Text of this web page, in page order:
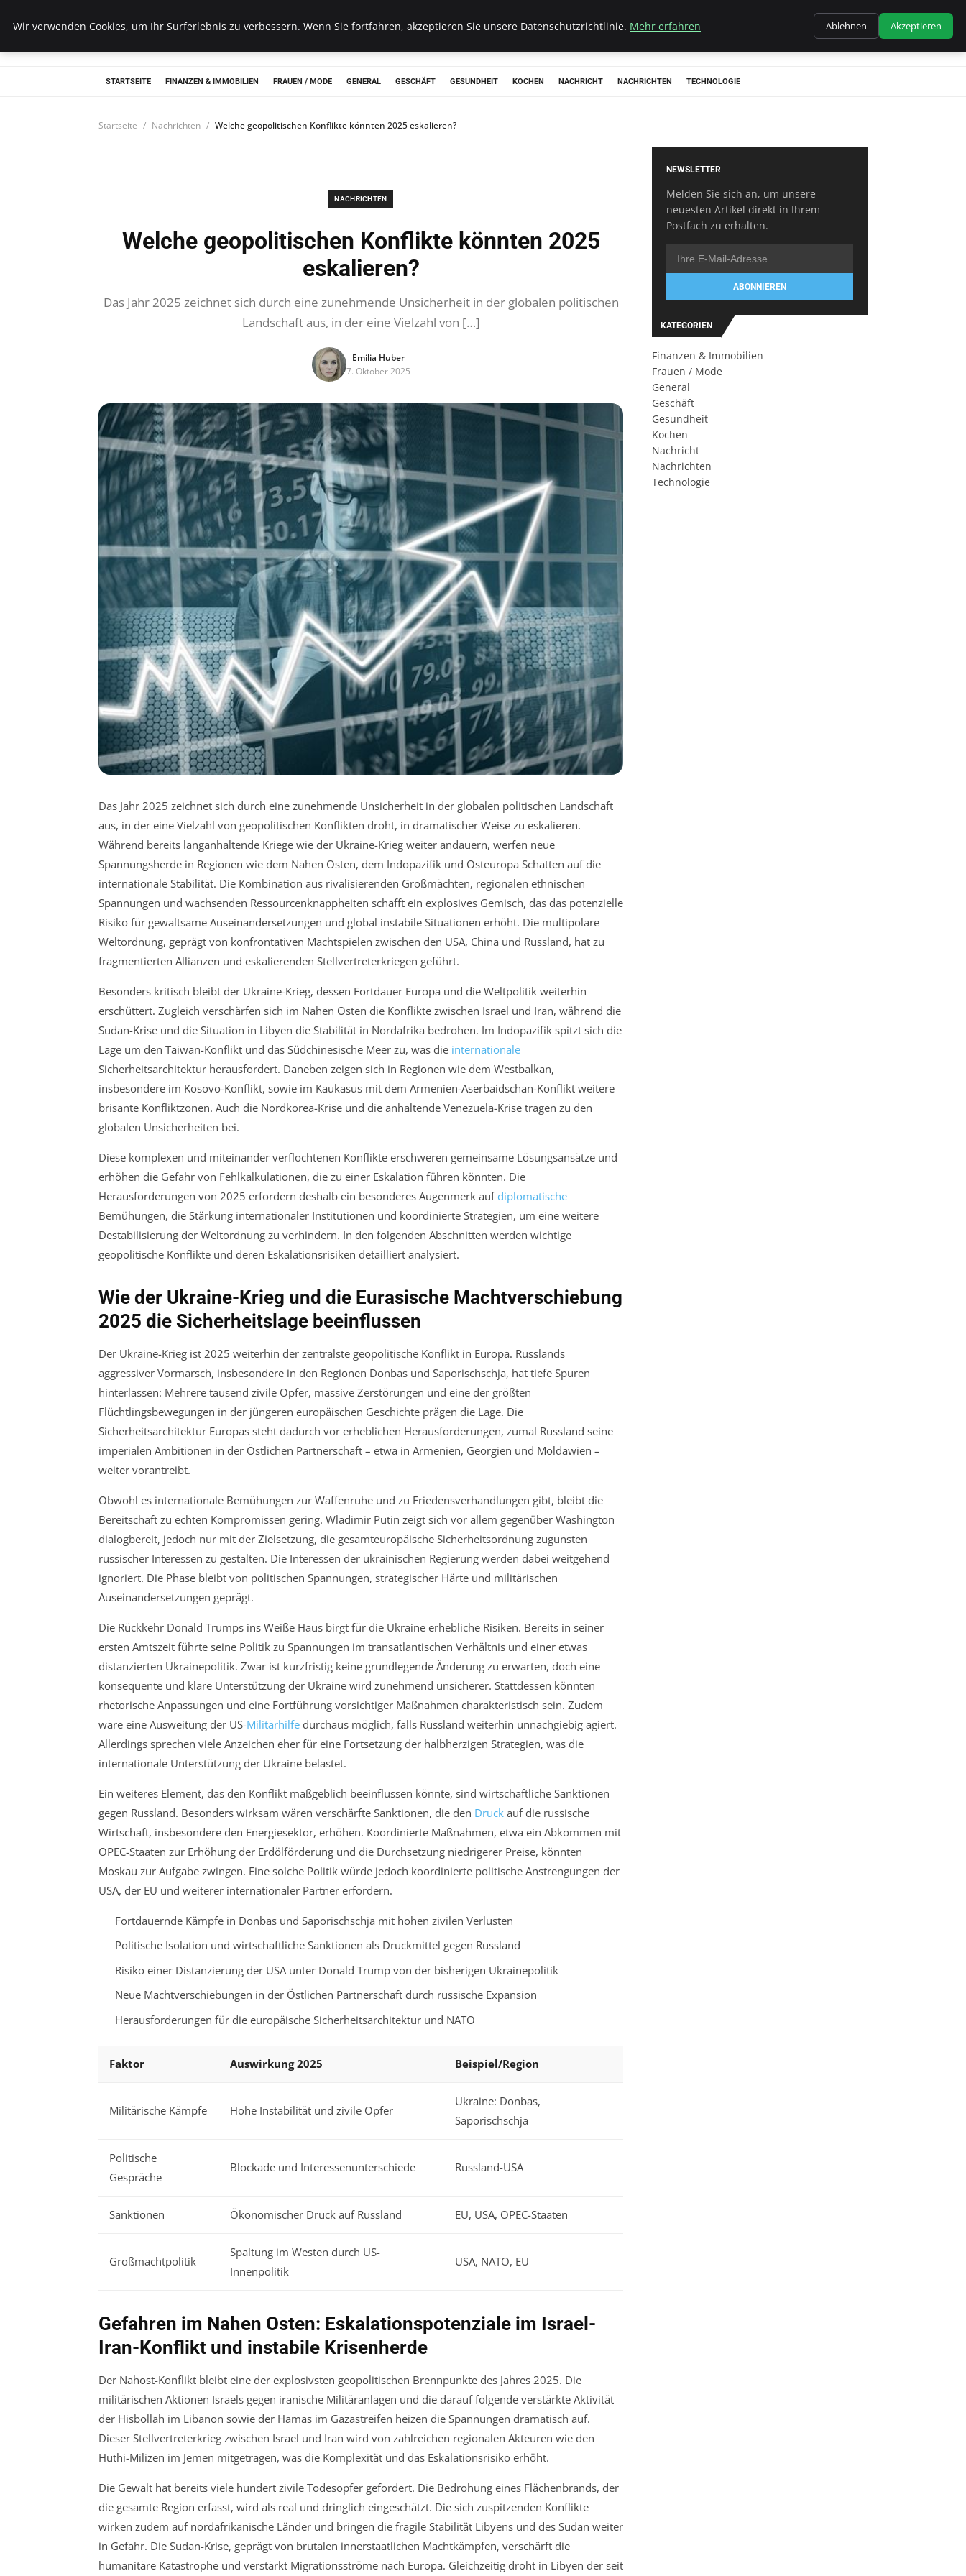
Wk Institut
STARTSEITE FINANZEN & IMMOBILIEN FRAUEN / MODE GENERAL GESCHÄFT GESUNDHEIT KOCHEN NACHRICHT NACHRICHTEN TECHNOLOGIE
Startseite Nachrichten Welche geopolitischen Konflikte könnten 2025 eskalieren?
NACHRICHTEN
Welche geopolitischen Konflikte könnten 2025
eskalieren?
Das Jahr 2025 zeichnet sich durch eine zunehmende Unsicherheit in der globalen politischen
Landschaft aus, in der eine Vielzahl von […]
Emilia Huber
7. Oktober 2025
Das Jahr 2025 zeichnet sich durch eine zunehmende Unsicherheit in der globalen politischen Landschaft
aus, in der eine Vielzahl von geopolitischen Konflikten droht, in dramatischer Weise zu eskalieren.
Während bereits langanhaltende Kriege wie der Ukraine-Krieg weiter andauern, werfen neue
Spannungsherde in Regionen wie dem Nahen Osten, dem Indopazifik und Osteuropa Schatten auf die
internationale Stabilität. Die Kombination aus rivalisierenden Großmächten, regionalen ethnischen
Spannungen und wachsenden Ressourcenknappheiten schafft ein explosives Gemisch, das das potenzielle
Risiko für gewaltsame Auseinandersetzungen und global instabile Situationen erhöht. Die multipolare
Weltordnung, geprägt von konfrontativen Machtspielen zwischen den USA, China und Russland, hat zu
fragmentierten Allianzen und eskalierenden Stellvertreterkriegen geführt.
Besonders kritisch bleibt der Ukraine-Krieg, dessen Fortdauer Europa und die Weltpolitik weiterhin
erschüttert. Zugleich verschärfen sich im Nahen Osten die Konflikte zwischen Israel und Iran, während die
Sudan-Krise und die Situation in Libyen die Stabilität in Nordafrika bedrohen. Im Indopazifik spitzt sich die
Lage um den Taiwan-Konflikt und das Südchinesische Meer zu, was die internationale
Sicherheitsarchitektur herausfordert. Daneben zeigen sich in Regionen wie dem Westbalkan,
insbesondere im Kosovo-Konflikt, sowie im Kaukasus mit dem Armenien-Aserbaidschan-Konflikt weitere
brisante Konfliktzonen. Auch die Nordkorea-Krise und die anhaltende Venezuela-Krise tragen zu den
globalen Unsicherheiten bei.
Diese komplexen und miteinander verflochtenen Konflikte erschweren gemeinsame Lösungsansätze und
erhöhen die Gefahr von Fehlkalkulationen, die zu einer Eskalation führen könnten. Die
Herausforderungen von 2025 erfordern deshalb ein besonderes Augenmerk auf diplomatische
Bemühungen, die Stärkung internationaler Institutionen und koordinierte Strategien, um eine weitere
Destabilisierung der Weltordnung zu verhindern. In den folgenden Abschnitten werden wichtige
geopolitische Konflikte und deren Eskalationsrisiken detailliert analysiert.
Wie der Ukraine-Krieg und die Eurasische Machtverschiebung
2025 die Sicherheitslage beeinflussen
Der Ukraine-Krieg ist 2025 weiterhin der zentralste geopolitische Konflikt in Europa. Russlands
aggressiver Vormarsch, insbesondere in den Regionen Donbas und Saporischschja, hat tiefe Spuren
hinterlassen: Mehrere tausend zivile Opfer, massive Zerstörungen und eine der größten
Flüchtlingsbewegungen in der jüngeren europäischen Geschichte prägen die Lage. Die
Sicherheitsarchitektur Europas steht dadurch vor erheblichen Herausforderungen, zumal Russland seine
imperialen Ambitionen in der Östlichen Partnerschaft – etwa in Armenien, Georgien und Moldawien –
weiter vorantreibt.
Obwohl es internationale Bemühungen zur Waffenruhe und zu Friedensverhandlungen gibt, bleibt die
Bereitschaft zu echten Kompromissen gering. Wladimir Putin zeigt sich vor allem gegenüber Washington
dialogbereit, jedoch nur mit der Zielsetzung, die gesamteuropäische Sicherheitsordnung zugunsten
russischer Interessen zu gestalten. Die Interessen der ukrainischen Regierung werden dabei weitgehend
ignoriert. Die Phase bleibt von politischen Spannungen, strategischer Härte und militärischen
Auseinandersetzungen geprägt.
Die Rückkehr Donald Trumps ins Weiße Haus birgt für die Ukraine erhebliche Risiken. Bereits in seiner
ersten Amtszeit führte seine Politik zu Spannungen im transatlantischen Verhältnis und einer etwas
distanzierten Ukrainepolitik. Zwar ist kurzfristig keine grundlegende Änderung zu erwarten, doch eine
konsequente und klare Unterstützung der Ukraine wird zunehmend unsicherer. Stattdessen könnten
rhetorische Anpassungen und eine Fortführung vorsichtiger Maßnahmen charakteristisch sein. Zudem
wäre eine Ausweitung der US-Militärhilfe durchaus möglich, falls Russland weiterhin unnachgiebig agiert.
Allerdings sprechen viele Anzeichen eher für eine Fortsetzung der halbherzigen Strategien, was die
internationale Unterstützung der Ukraine belastet.
Ein weiteres Element, das den Konflikt maßgeblich beeinflussen könnte, sind wirtschaftliche Sanktionen
gegen Russland. Besonders wirksam wären verschärfte Sanktionen, die den Druck auf die russische
Wirtschaft, insbesondere den Energiesektor, erhöhen. Koordinierte Maßnahmen, etwa ein Abkommen mit
OPEC-Staaten zur Erhöhung der Erdölförderung und die Durchsetzung niedrigerer Preise, könnten
Moskau zur Aufgabe zwingen. Eine solche Politik würde jedoch koordinierte politische Anstrengungen der
USA, der EU und weiterer internationaler Partner erfordern.
Fortdauernde Kämpfe in Donbas und Saporischschja mit hohen zivilen Verlusten
Politische Isolation und wirtschaftliche Sanktionen als Druckmittel gegen Russland
Risiko einer Distanzierung der USA unter Donald Trump von der bisherigen Ukrainepolitik
Neue Machtverschiebungen in der Östlichen Partnerschaft durch russische Expansion
Herausforderungen für die europäische Sicherheitsarchitektur und NATO
Faktor Auswirkung 2025 Beispiel/Region
Militärische Kämpfe Hohe Instabilität und zivile Opfer
Ukraine: Donbas,
Saporischschja
Politische
Gespräche
Blockade und Interessenunterschiede Russland-USA
Sanktionen Ökonomischer Druck auf Russland EU, USA, OPEC-Staaten
Großmachtpolitik
Spaltung im Westen durch US-
Innenpolitik
USA, NATO, EU
Gefahren im Nahen Osten: Eskalationspotenziale im Israel-
Iran-Konflikt und instabile Krisenherde
Der Nahost-Konflikt bleibt eine der explosivsten geopolitischen Brennpunkte des Jahres 2025. Die
militärischen Aktionen Israels gegen iranische Militäranlagen und die darauf folgende verstärkte Aktivität
der Hisbollah im Libanon sowie der Hamas im Gazastreifen heizen die Spannungen dramatisch auf.
Dieser Stellvertreterkrieg zwischen Israel und Iran wird von zahlreichen regionalen Akteuren wie den
Huthi-Milizen im Jemen mitgetragen, was die Komplexität und das Eskalationsrisiko erhöht.
Die Gewalt hat bereits viele hundert zivile Todesopfer gefordert. Die Bedrohung eines Flächenbrands, der
die gesamte Region erfasst, wird als real und dringlich eingeschätzt. Die sich zuspitzenden Konflikte
wirken zudem auf nordafrikanische Länder und bringen die fragile Stabilität Libyens und des Sudan weiter
in Gefahr. Die Sudan-Krise, geprägt von brutalen innerstaatlichen Machtkämpfen, verschärft die
humanitäre Katastrophe und verstärkt Migrationsströme nach Europa. Gleichzeitig droht in Libyen der seit
NEWSLETTER
Melden Sie sich an, um unsere
neuesten Artikel direkt in Ihrem
Postfach zu erhalten.
ABONNIEREN
KATEGORIEN
Finanzen & Immobilien
Frauen / Mode
General
Geschäft
Gesundheit
Kochen
Nachricht
Nachrichten
Technologie
Wir verwenden Cookies, um Ihr Surferlebnis zu verbessern. Wenn Sie fortfahren, akzeptieren Sie unsere Datenschutzrichtlinie. Mehr erfahren Ablehnen Akzeptieren